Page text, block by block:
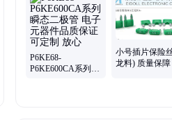
P6KE68-
P6KE600CA系列瞬
小号插片保险
龙料) 质量保障